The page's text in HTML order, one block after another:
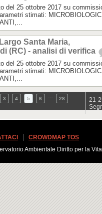
del 25 ottobre 2017 su
stimati:
Santa Maria,
(RC) - analisi di verifica
del 25 ottobre 2017 su
stimati:
3 4 5 6
28
21-
CROWDMAP TOS
Ambientale Diritto per la Vita